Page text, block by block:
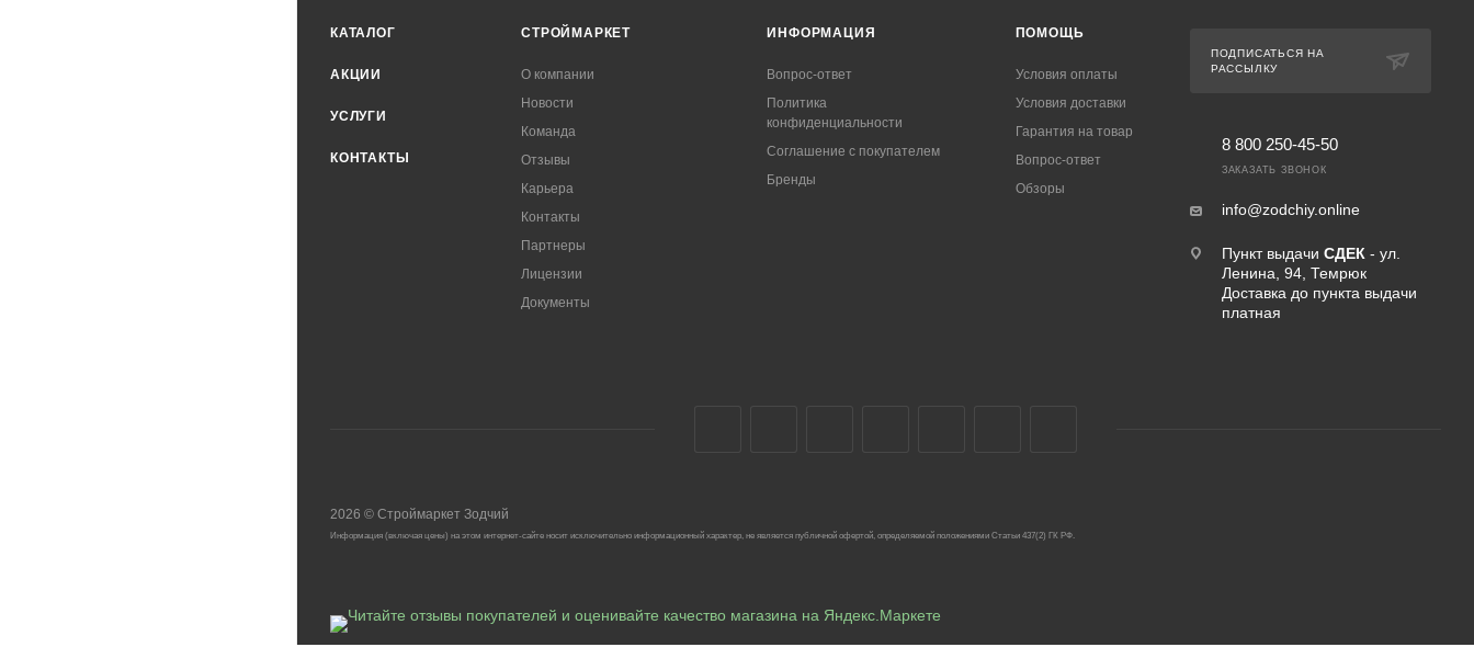
КАТАЛОГ
АКЦИИ
УСЛУГИ
КОНТАКТЫ
СТРОЙМАРКЕТ
О компании
Новости
Команда
Отзывы
Карьера
Контакты
Партнеры
Лицензии
Документы
ИНФОРМАЦИЯ
Вопрос-ответ
Политика
конфиденциальности
Соглашение с покупателем
Бренды
ПОМОЩЬ
Условия оплаты
Условия доставки
Гарантия на товар
Вопрос-ответ
Обзоры
ПОДПИСАТЬСЯ НА
РАССЫЛКУ
8 800 250-45-50
ЗАКАЗАТЬ ЗВОНОК
info@zodchiy.online
Пункт выдачи СДЕК - ул.
Ленина, 94, Темрюк
Доставка до пункта выдачи
платная
2026 © Строймаркет Зодчий
Информация (включая цены) на этом интернет-сайте носит исключительно информационный характер, не является публичной офертой, определяемой положениями Статьи 437(2) ГК РФ.